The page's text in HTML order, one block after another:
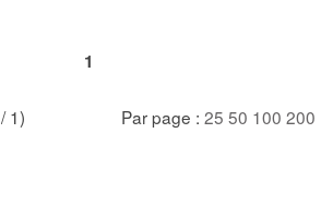
1
1) Par page : 25 50 100 200